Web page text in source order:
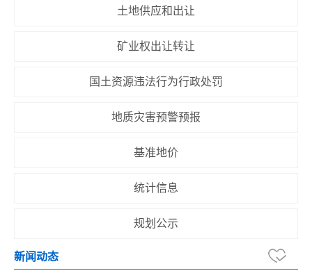
土地供应和出让
矿业权出让转让
国土资源违法行为行政处罚
地质灾害预警预报
基准地价
统计信息
规划公示
新闻动态